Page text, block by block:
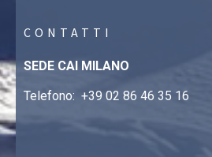
CONTATTI
SEDE CAI MILANO
Telefono: +39 02 86 46 35 16